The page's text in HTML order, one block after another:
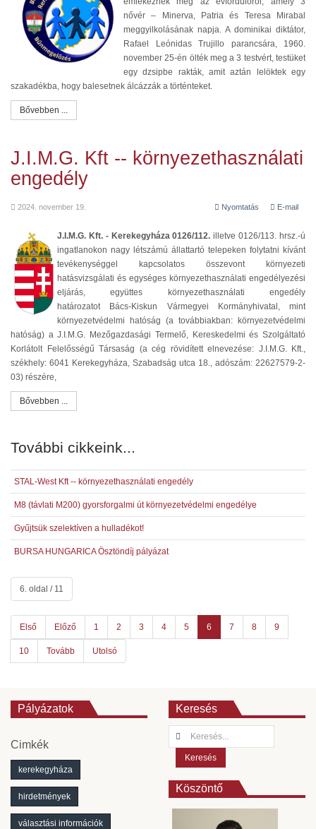
nővér – Minerva, Patria és Teresa Mirabal
meggyilkolásának napja. A dominikai diktátor,
Rafael Leónidas Trujillo parancsára, 1960.
november 25-én ölték meg a 3 testvért, testüket
egy dzsipbe rakták, amit aztán lelöktek egy
szakadékba, hogy balesetnek álcázzák a történteket.
Bővebben ...
J.I.M.G. Kft -- környezethasználati
engedély
Nyomtatás E-mail
2024. november 19.
J.I.M.G. Kft. - Kerekegyháza 0126/112. illetve 0126/113. hrsz.-ú
ingatlanokon nagy létszámú állattartó telepeken folytatni kívánt
tevékenységgel kapcsolatos összevont környezeti
hatásvizsgálati és egységes környezethasználati engedélyezési
eljárás, együttes környezethasználati engedély
határozatot Bács-Kiskun Vármegyei Kormányhivatal, mint
környezetvédelmi hatóság (a továbbiakban: környezetvédelmi
hatóság) a J.I.M.G. Mezőgazdasági Termelő, Kereskedelmi és Szolgáltató
Korlátolt Felelősségű Társaság (a cég rövidített elnevezése: J.I.M.G. Kft.,
székhely: 6041 Kerekegyháza, Szabadság utca 18., adószám: 22627579-2-
03) részére,
Bővebben ...
További cikkeink...
STAL-West Kft -- környezethasználati engedély
M8 (távlati M200) gyorsforgalmi út környezetvédelmi engedélye
Gyűjtsük szelektíven a hulladékot!
BURSA HUNGARICA Ösztöndíj pályázat
6. oldal / 11
Első Előző 1 2 3 4 5 6 7 8 9
10 Tovább Utolsó
Pályázatok
Cimkék
kerekegyháza
hirdetmények
választási információk
Keresés
Keresés...
Keresés
Köszöntő